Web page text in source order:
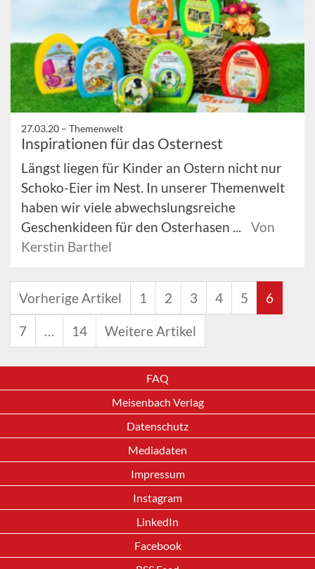
27.03.20 – Themenwelt
Inspirationen für das Osternest
Längst liegen für Kinder an Ostern nicht nur
Schoko-Eier im Nest. In unserer Themenwelt
haben wir viele abwechslungsreiche
Geschenkideen für den Osterhasen ...
Von
Kerstin Barthel
Vorherige Artikel 1 2 3 4 5 6
7 … 14 Weitere Artikel
FAQ
Meisenbach Verlag
Datenschutz
Mediadaten
Impressum
Instagram
LinkedIn
Facebook